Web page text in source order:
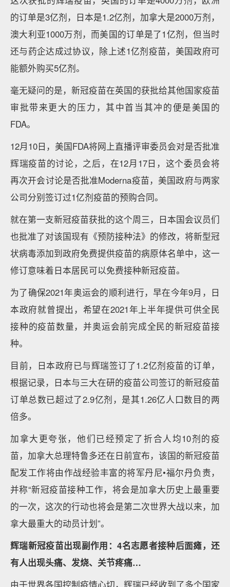
的订单是3亿剂，日本是1.2亿剂，加拿大是2000万剂，
澳大利亚1000万剂，而美国的订单是了1亿剂，但当时
还与药企达成过协议，除上述1亿剂疫苗，美国政府可
能额外购买5亿剂。
毫无疑问的是，新冠疫苗在英国的获批给其他国家疫苗
审批带来更大的压力，其中首当其冲的便是美国的
FDA。
12月10日，美国FDA将网上直播评审委员会对是否批准
辉瑞疫苗的讨论，之后，在12月17日，这个委员会将
再次开会讨论是否批准Moderna疫苗，美国政府与两家
公司分别签订过1亿剂疫苗的预购合同。
就在第一支新冠疫苗获批的这个周三，日本国会议员们
也批准了对该国现有《预防接种法》的修改，将新型冠
状病毒添加到政府免费提供疫苗的病原体名单中，这一
修订意味着日本居民可以免费接种新冠疫苗。
为了确保2021年奥运会的顺利进行，早在今年9月，日
本政府就曾提出，希望在2021年上半年提供可供全民
接种的疫苗数量，并奥运会前完成全民的新冠疫苗接
种。
目前，日本政府已与辉瑞签订了1.2亿剂疫苗的订单，
根据记录，日本与三大在研的疫苗公司签订的新冠疫苗
订单总数已超过了2.9亿剂，是其1.26亿人口数目的两
倍多。
加拿大更夸张，他们已经预定了折合人均10剂的疫
苗，加拿大总理特鲁多还在日前宣布，该国的新冠疫苗
配发工作将由作战经验丰富的将军丹尼•福尔丹负责，
并称“新冠疫苗接种工作，将会是加拿大历史上最重要
的一次，这次的行动也将会是第二次世界大战以来，加
拿大最重大的动员计划”。
辉瑞新冠疫苗出现副作用：4名志愿者接种后面瘫，还
有人出现头痛、发烧、关节疼痛…
由于世界各国控制疫情心切，辉瑞已经收到了多个国家